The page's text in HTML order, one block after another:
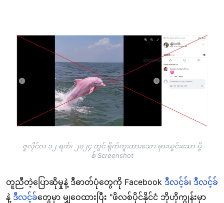
Image
ဇူလိုင်လ ၁၂ ရက်၊ ၂၀၂၄ တွင် ရိုက်ကူးထားသော မှားယွင်းသော ပို့
စ် Screenshot
တူညီတဲ့ပြောဆိုမှုနဲ့ ဒီဓာတ်ပုံတွေကို Facebook ဒီလင့်ခ်၊ ဒီလင့်ခ်
နဲ့ ဒီလင့်ခ်တွေမှာ မျှဝေထားပြီး "ဖိလစ်ပိုင်နိုင်ငံ ဘိုဟိုကျွန်းမှာ